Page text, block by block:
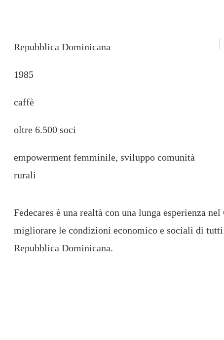
Repubblica Dominicana
1985
caffè
oltre 6.500 soci
empowerment femminile, sviluppo comunità
rurali
Fedecares è una realtà con una lunga esperienza
migliorare le condizioni economico e sociali di
Repubblica Dominicana.